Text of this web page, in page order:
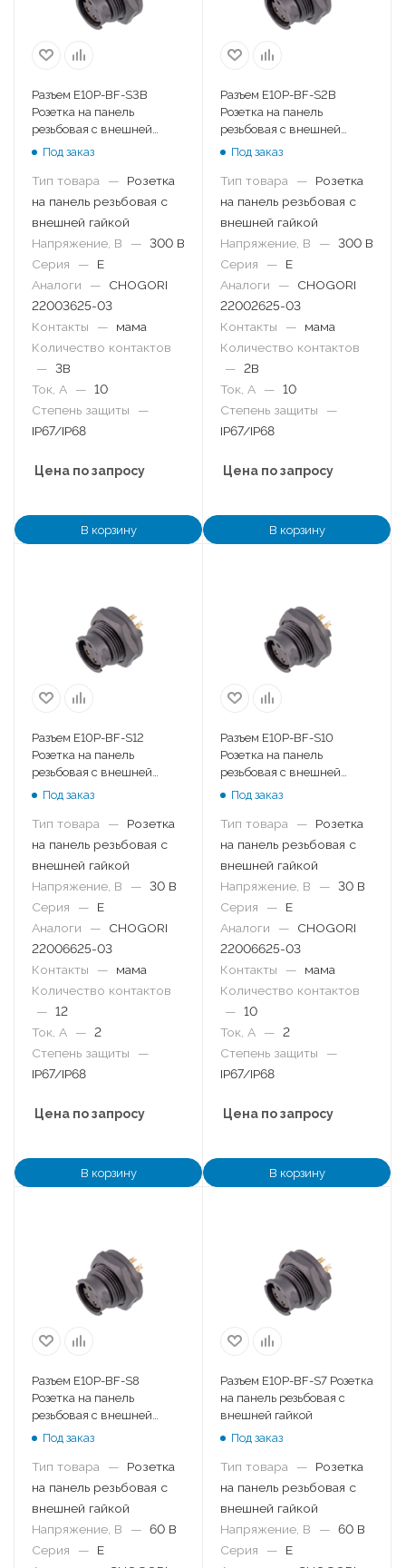
Разъем E10P-BF-S3B
Розетка на панель
резьбовая с внешней
гайкой
Под заказ
Тип товара —
Розетка
на панель резьбовая с
внешней гайкой
Напряжение, В
— 300 В
Серия
—
E
Аналоги
—
CHOGORI
22003625-03
Контакты
—
мама
Количество контактов
— 3B
Ток, А
— 10
Степень защиты
—
IP67/IP68
Цена по запросу
В корзину
Разъем E10P-BF-S2B
Розетка на панель
резьбовая с внешней
гайкой
Под заказ
Тип товара —
Розетка
на панель резьбовая с
внешней гайкой
Напряжение, В
— 300 В
Серия
—
E
Аналоги
—
CHOGORI
22002625-03
Контакты
—
мама
Количество контактов
— 2B
Ток, А
— 10
Степень защиты
—
IP67/IP68
Цена по запросу
В корзину
Разъем E10P-BF-S12
Розетка на панель
резьбовая с внешней
гайкой
Под заказ
Тип товара —
Розетка
на панель резьбовая с
внешней гайкой
Напряжение, В
— 30 В
Серия
—
E
Аналоги
—
CHOGORI
22006625-03
Контакты
—
мама
Количество контактов
— 12
Ток, А
— 2
Степень защиты
—
IP67/IP68
Цена по запросу
В корзину
Разъем E10P-BF-S10
Розетка на панель
резьбовая с внешней
гайкой
Под заказ
Тип товара —
Розетка
на панель резьбовая с
внешней гайкой
Напряжение, В
— 30 В
Серия
—
E
Аналоги
—
CHOGORI
22006625-03
Контакты
—
мама
Количество контактов
— 10
Ток, А
— 2
Степень защиты
—
IP67/IP68
Цена по запросу
В корзину
Разъем E10P-BF-S8
Розетка на панель
резьбовая с внешней
гайкой
Под заказ
Тип товара —
Розетка
на панель резьбовая с
внешней гайкой
Напряжение, В
— 60 В
Серия
—
E
Разъем E10P-BF-S7 Розетка
на панель резьбовая с
внешней гайкой
Под заказ
Тип товара —
Розетка
на панель резьбовая с
внешней гайкой
Напряжение, В
— 60 В
Серия
—
E